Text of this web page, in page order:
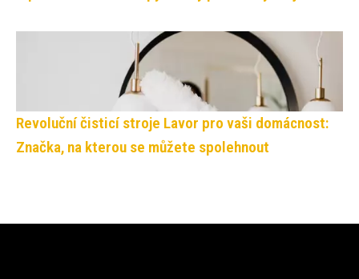
Revoluční čisticí stroje Lavor pro vaši domácnost:
Značka, na kterou se můžete spolehnout